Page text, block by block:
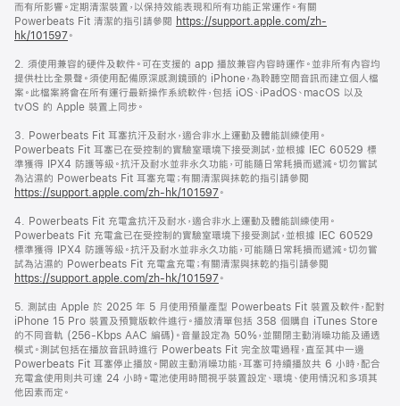
而有所影響。定期清潔裝置，以保持效能表現和所有功能正常運作。有關
Powerbeats Fit 清潔的指引請參閱
https://support.apple.com/zh-
hk/101597。
2. 須使用兼容的硬件及軟件。可在支援的 app 播放兼容內容時運作。並非所有內容均
提供杜比全景聲。須使用配備原深感測鏡頭的 iPhone，為聆聽空間音訊而建立個人檔
案。此檔案將會在所有運行最新操作系統軟件，包括 iOS、iPadOS、macOS 以及
tvOS 的 Apple 裝置上同步。
3. Powerbeats Fit 耳塞抗汗及耐水，適合非水上運動及體能訓練使用。
Powerbeats Fit 耳塞已在受控制的實驗室環境下接受測試，並根據 IEC 60529 標
準獲得 IPX4 防護等級。抗汗及耐水並非永久功能，可能隨日常耗損而遞減。切勿嘗試
為沾濕的 Powerbeats Fit 耳塞充電；有關清潔與抹乾的指引請參閱
https://support.apple.com/zh-hk/101597。
4. Powerbeats Fit 充電盒抗汗及耐水，適合非水上運動及體能訓練使用。
Powerbeats Fit 充電盒已在受控制的實驗室環境下接受測試，並根據 IEC 60529
標準獲得 IPX4 防護等級。抗汗及耐水並非永久功能，可能隨日常耗損而遞減。切勿嘗
試為沾濕的 Powerbeats Fit 充電盒充電；有關清潔與抹乾的指引請參閱
https://support.apple.com/zh-hk/101597。
5. 測試由 Apple 於 2025 年 5 月使用預量產型 Powerbeats Fit 裝置及軟件，配對
iPhone 15 Pro 裝置及預覽版軟件進行。播放清單包括 358 個購自 iTunes Store
的不同音軌 (256-Kbps AAC 編碼)。音量設定為 50%，並關閉主動消噪功能及通透
模式。測試包括在播放音訊時進行 Powerbeats Fit 完全放電過程，直至其中一邊
Powerbeats Fit 耳塞停止播放。開啟主動消噪功能，耳塞可持續播放共 6 小時，配合
充電盒使用則共可達 24 小時。電池使用時間視乎裝置設定、環境、使用情況和多項其
他因素而定。